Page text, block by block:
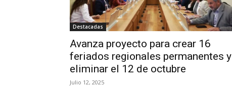
Destacadas
Avanza proyecto para crear 16
feriados regionales permanentes y
eliminar el 12 de octubre
Julio 12, 2025